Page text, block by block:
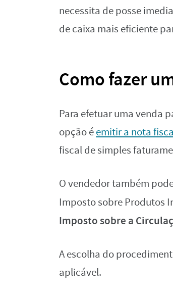
necessita de posse
de caixa mais eficiente
Como fazer
Para efetuar uma venda
opção éemitir a nota
fiscal de simples
O vendedor também
Imposto sobre Produtos
Imposto sobre a
A escolha do
aplicável.